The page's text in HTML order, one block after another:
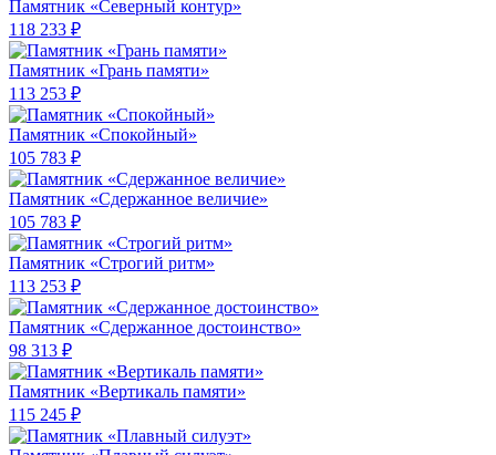
Памятник «Северный контур»
118 233 ₽
Памятник «Грань памяти»
113 253 ₽
Памятник «Спокойный»
105 783 ₽
Памятник «Сдержанное величие»
105 783 ₽
Памятник «Строгий ритм»
113 253 ₽
Памятник «Сдержанное достоинство»
98 313 ₽
Памятник «Вертикаль памяти»
115 245 ₽